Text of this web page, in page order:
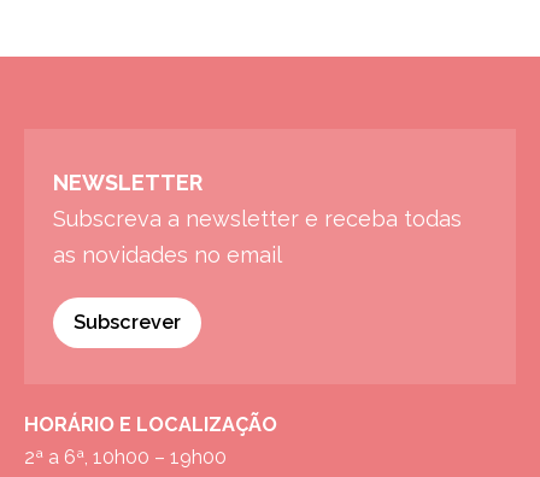
NEWSLETTER
Subscreva a newsletter e receba todas
as novidades no email
Subscrever
HORÁRIO E LOCALIZAÇÃO
2ª a 6ª, 10h00 – 19h00